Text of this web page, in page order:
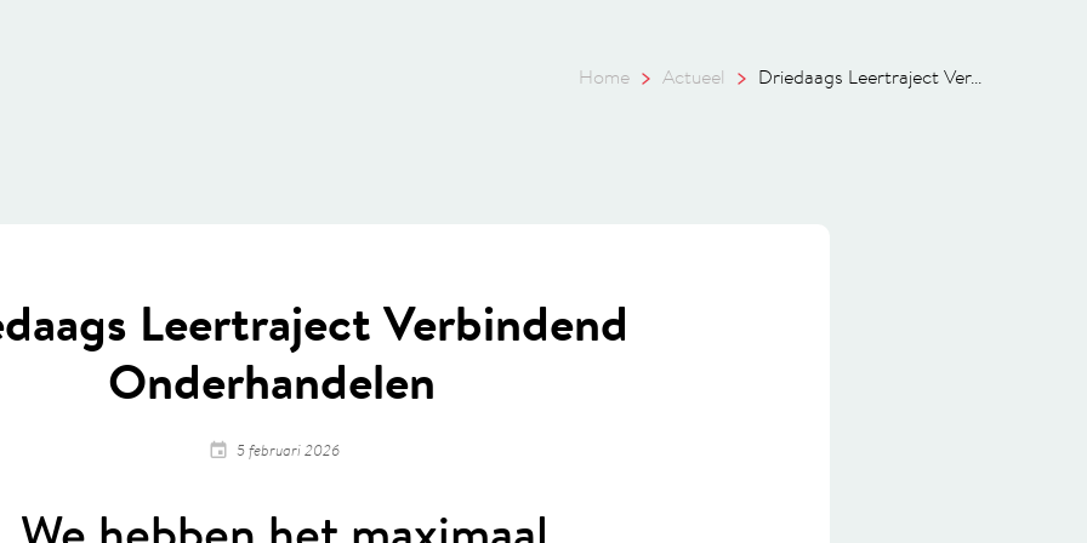
Home Actueel Driedaags Leertraject Ver...
Leertraject Verbindend
Onderhandelen
5 februari 2026